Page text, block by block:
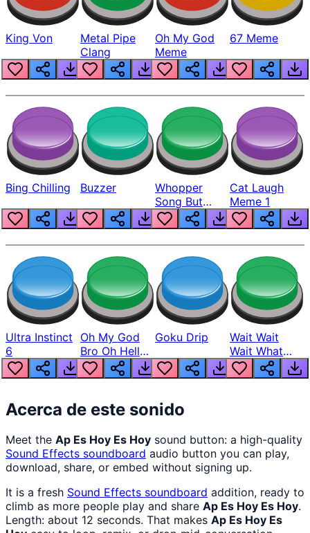
King Von
Metal Pipe
Clang
Oh My God
Meme
67 Meme
Bing Chilling Buzzer
Whopper
Song But
Louder
Cat Laugh
Meme 1
Ultra Instinct
6
Oh My God
Bro Oh Hell
Nah Man
Goku Drip
Wait Wait
Wait What
The Hell From
Lukas
Acerca de este sonido
Meet the Ap Es Hoy Es Hoy sound button: a high-quality
Sound Effects soundboard audio button you can play,
download, share, or embed without signing up.
It is a fresh Sound Effects soundboard addition, ready to
climb as more people play and share Ap Es Hoy Es Hoy.
Length: about 12 seconds. That makes Ap Es Hoy Es